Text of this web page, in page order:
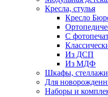
Кресла, стулья
Кресло
С
Из ДСП
Из МДФ
Шкафы, стеллажи
Для
Наборы и